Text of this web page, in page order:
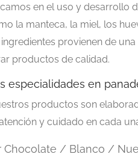
en el uso y desarrollo
la manteca, la miel, los
provienen de
productos de calidad.
especialidades en
productos son
y cuidado en cada
Chocolate / Blanco /